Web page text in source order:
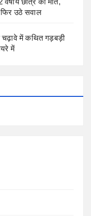
फिर उठे सवाल
चढ़ावे में कथित गड़बड़ी
में